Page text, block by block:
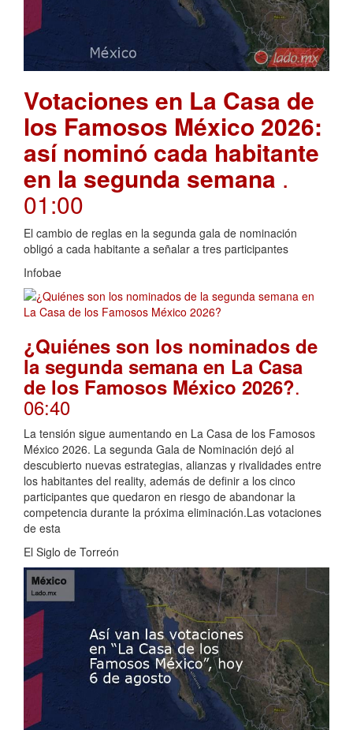
Votaciones en La Casa de
los Famosos México 2026:
así nominó cada habitante
en la segunda semana .
01:00
El cambio de reglas en la segunda gala de nominación
obligó a cada habitante a señalar a tres participantes
Infobae
¿Quiénes son los nominados de
la segunda semana en La Casa
de los Famosos México 2026?.
06:40
La tensión sigue aumentando en La Casa de los Famosos
México 2026. La segunda Gala de Nominación dejó al
descubierto nuevas estrategias, alianzas y rivalidades entre
los habitantes del reality, además de definir a los cinco
participantes que quedaron en riesgo de abandonar la
competencia durante la próxima eliminación.Las votaciones
de esta
El Siglo de Torreón